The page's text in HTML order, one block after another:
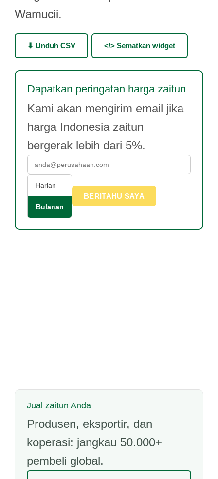
Wamucii.
⬇ Unduh CSV </> Sematkan widget
Dapatkan peringatan harga zaitun
Kami akan mengirim email jika
harga Indonesia zaitun
bergerak lebih dari 5%.
Harian
Bulanan
BERITAHU SAYA
Jual zaitun Anda
Produsen, eksportir, dan
koperasi: jangkau 50.000+
pembeli global.